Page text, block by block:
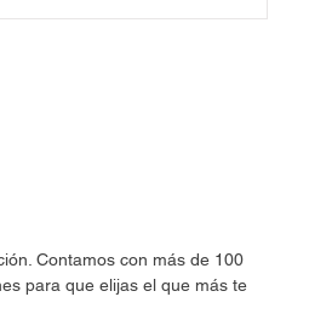
Contamos con más de 100
para que elijas el que más te